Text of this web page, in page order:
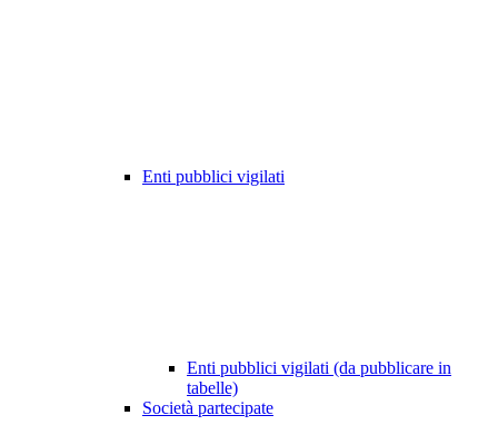
Enti pubblici vigilati
Enti pubblici vigilati (da pubblicare in
tabelle)
Società partecipate